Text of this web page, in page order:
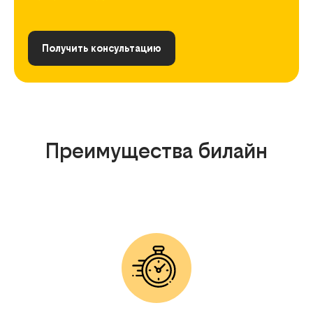
Получить консультацию
Преимущества билайн